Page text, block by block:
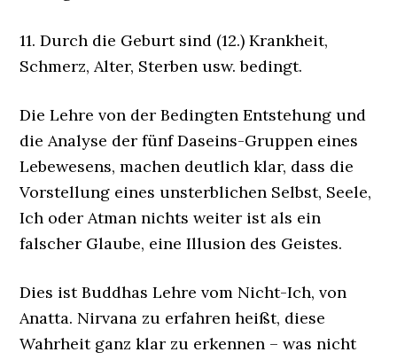
11. Durch die Geburt sind (12.) Krankheit,
Schmerz, Alter, Sterben usw. bedingt.
Die Lehre von der Bedingten Entstehung und
die Analyse der fünf Daseins-Gruppen eines
Lebewesens, machen deutlich klar, dass die
Vorstellung eines unsterblichen Selbst, Seele,
Ich oder Atman nichts weiter ist als ein
falscher Glaube, eine Illusion des Geistes.
Dies ist Buddhas Lehre vom Nicht-Ich, von
Anatta. Nirvana zu erfahren heißt, diese
Wahrheit ganz klar zu erkennen – was nicht